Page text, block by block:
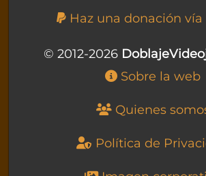
Haz una donación vía
© 2012-2026
Sobre la web
Quienes
Política de